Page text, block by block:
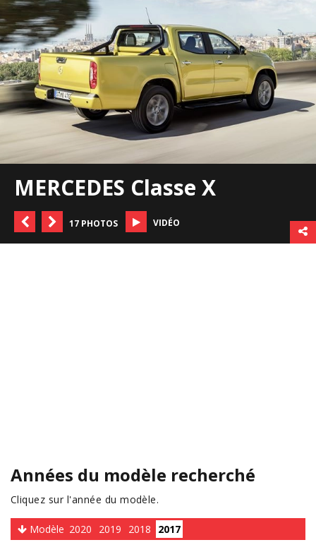
MERCEDES Classe X
17 PHOTOS VIDÉO
Années du modèle recherché
Cliquez sur l'année du modèle.
Modèle 2020 2019 2018 2017